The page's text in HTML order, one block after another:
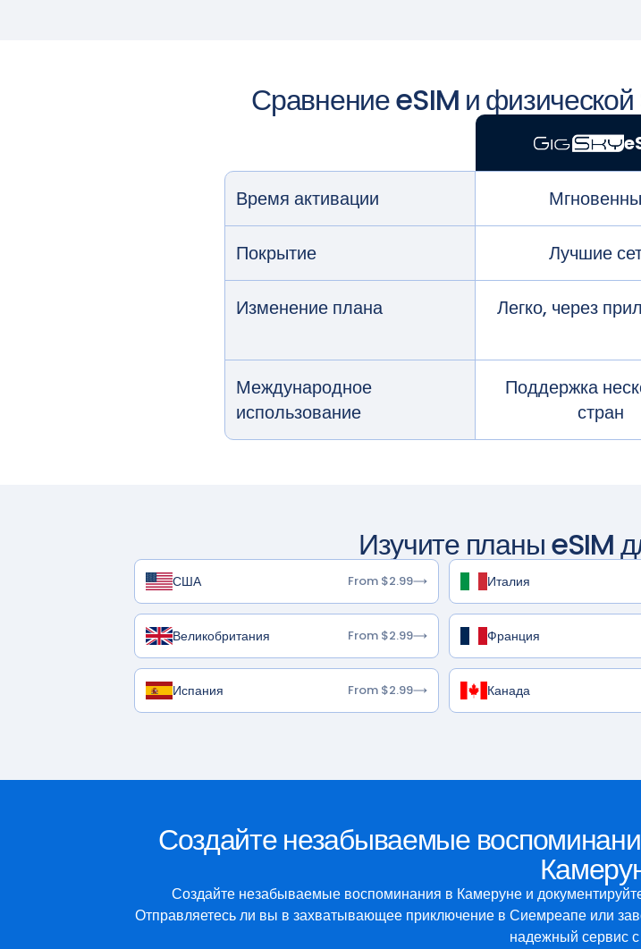
Сравнение eSIM и
Время активации
Покрытие Лучшие
Изменение плана Легко, через
Международное
использование
Поддержка
стран
Изучите планы eSIM
США From $2.99 Италия
Великобритания From $2.99 Франция
Испания From $2.99 Канада
Создайте незабываемые
Создайте незабываемые воспоминания в Камеруне и
Отправляетесь ли вы в захватывающее приключение в Сиемреапе или
надежный сервис